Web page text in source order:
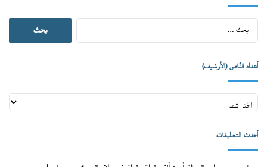
البحث
عن:
أعداد قنّاص (الأرشيف)
أعداد
قنّاص
أحدث التعليقات